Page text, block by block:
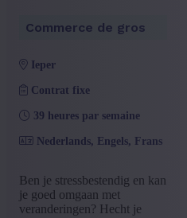
Commerce de gros
ieper
Contrat fixe
39 heures par semaine
Nederlands, Engels, Frans
Ben je stressbestendig en kan
je goed omgaan met
veranderingen? Hecht je